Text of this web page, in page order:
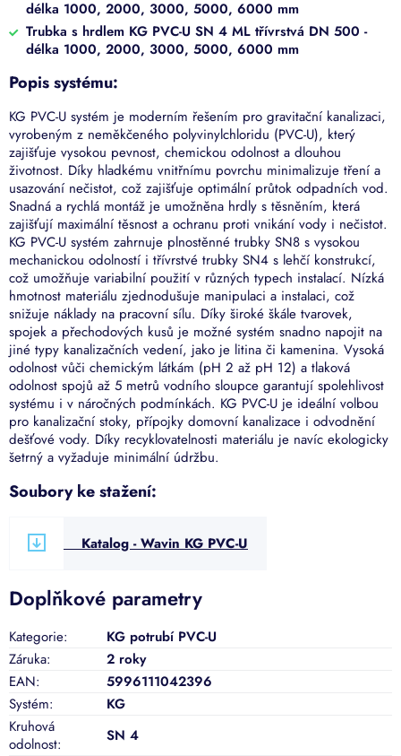
délka 1000, 2000, 3000, 5000, 6000 mm
Trubka s hrdlem KG PVC-U SN 4 ML třívrstvá DN 500 -
délka 1000, 2000, 3000, 5000, 6000 mm
Popis systému:
KG PVC-U systém je moderním řešením pro gravitační kanalizaci,
vyrobeným z neměkčeného polyvinylchloridu (PVC-U), který
zajišťuje vysokou pevnost, chemickou odolnost a dlouhou
životnost. Díky hladkému vnitřnímu povrchu minimalizuje tření a
usazování nečistot, což zajišťuje optimální průtok odpadních vod.
Snadná a rychlá montáž je umožněna hrdly s těsněním, která
zajišťují maximální těsnost a ochranu proti vnikání vody i nečistot.
KG PVC-U systém zahrnuje plnostěnné trubky SN8 s vysokou
mechanickou odolností i třívrstvé trubky SN4 s lehčí konstrukcí,
což umožňuje variabilní použití v různých typech instalací. Nízká
hmotnost materiálu zjednodušuje manipulaci a instalaci, což
snižuje náklady na pracovní sílu. Díky široké škále tvarovek,
spojek a přechodových kusů je možné systém snadno napojit na
jiné typy kanalizačních vedení, jako je litina či kamenina. Vysoká
odolnost vůči chemickým látkám (pH 2 až pH 12) a tlaková
odolnost spojů až 5 metrů vodního sloupce garantují spolehlivost
systému i v náročných podmínkách. KG PVC-U je ideální volbou
pro kanalizační stoky, přípojky domovní kanalizace i odvodnění
dešťové vody. Díky recyklovatelnosti materiálu je navíc ekologicky
šetrný a vyžaduje minimální údržbu.
Soubory ke stažení:
Katalog - Wavin KG PVC-U
Doplňkové parametry
Kategorie:
KG potrubí PVC-U
Záruka:
2 roky
EAN:
5996111042396
Systém:
KG
Kruhová
odolnost:
SN 4